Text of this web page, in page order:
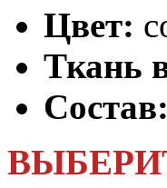
Цвет:
Ткань
Состав: